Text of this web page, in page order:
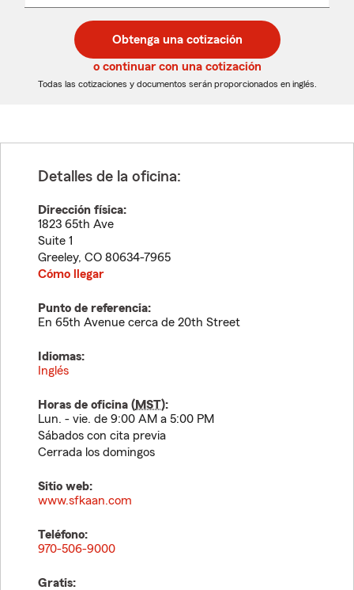
desplegable
de
5
dígitos
de
5
dígitos
Obtenga una cotización
o continuar con una cotización
Todas las cotizaciones y documentos serán proporcionados en inglés.
Detalles de la oficina:
Dirección física:
1823 65th Ave
Suite 1
Greeley, CO 80634-7965
Cómo llegar
Punto de referencia:
En 65th Avenue cerca de 20th Street
Idiomas:
Inglés
Horas de oficina (MST):
Lun. - vie. de 9:00 AM a 5:00 PM
Sábados con cita previa
Cerrada los domingos
Sitio web:
www.sfkaan.com
Teléfono:
970-506-9000
Gratis: